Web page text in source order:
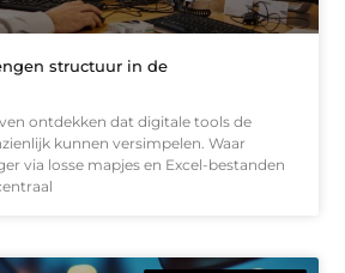
structuur in de
ontdekken dat digitale tools de
kunnen versimpelen. Waar
via losse mapjes en Excel-bestanden